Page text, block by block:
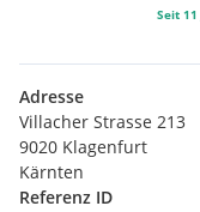
Seit 11
Adresse
Villacher Strasse 213
9020 Klagenfurt
Kärnten
Referenz ID